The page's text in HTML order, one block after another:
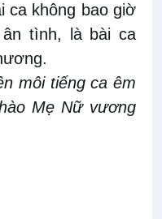
ca không bao giờ
tình, là bài ca
môi tiếng ca êm
Mẹ Nữ vương